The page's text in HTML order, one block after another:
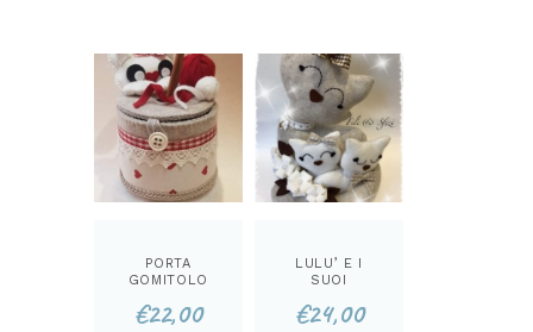
PORTA
GOMITOLO
€22,00
LULU’ E I
SUOI
€24,00